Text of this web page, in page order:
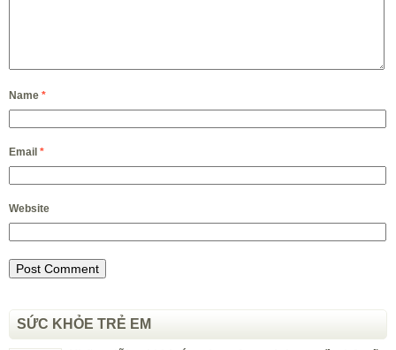
Name *
Email *
Website
SỨC KHỎE TRẺ EM